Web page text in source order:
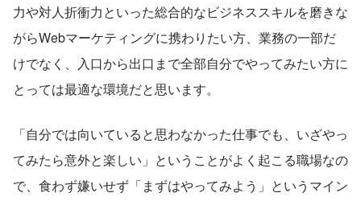
力や対人折衝力といった総合的なビジネススキルを磨きな
がらWebマーケティングに携わりたい方、業務の一部だ
けでなく、入口から出口まで全部自分でやってみたい方に
とっては最適な環境だと思います。
「自分では向いていると思わなかった仕事でも、いざやっ
てみたら意外と楽しい」ということがよく起こる職場なの
で、食わず嫌いせず「まずはやってみよう」というマイン